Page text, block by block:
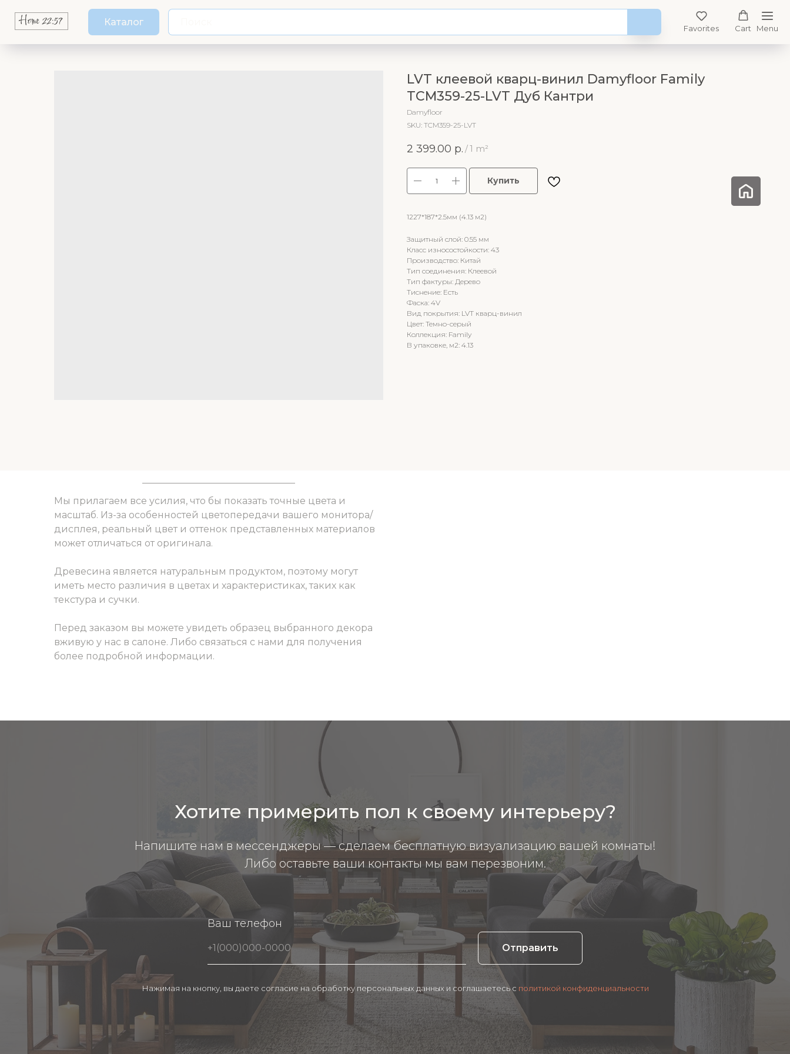
Каталог
Favorites Cart Menu
LVT клеевой кварц-винил Damyfloor Family
TCM359-25-LVT Дуб Кантри
Damyfloor
SKU: TCM359-25-LVT
2 399.00 р. /1 m²
Купить
1227*187*2.5мм (4.13 м2)
Защитный слой: 0.55 мм
Класс износостойкости: 43
Производство: Китай
Тип соединения: Клеевой
Тип фактуры: Дерево
Тиснение: Есть
Фаска: 4V
Вид покрытия: LVT кварц-винил
Цвет: Темно-серый
Коллекция: Family
В упаковке, м2: 4.13
Мы прилагаем все усилия, что бы показать точные цвета и
масштаб. Из-за особенностей цветопередачи вашего монитора/
дисплея, реальный цвет и оттенок представленных материалов
может отличаться от оригинала.
Древесина является натуральным продуктом, поэтому могут
иметь место различия в цветах и характеристиках, таких как
текстура и сучки.
Перед заказом вы можете увидеть образец выбранного декора
вживую у нас в салоне. Либо связаться с нами для получения
более подробной информации.
Хотите примерить пол к своему интерьеру?
Напишите нам в мессенджеры — сделаем бесплатную визуализацию вашей комнаты!
Либо оставьте ваши контакты мы вам перезвоним.
Ваш телефон
Отправить
Нажимая на кнопку, вы даете согласие на обработку персональных данных и соглашаетесь c политикой конфиденциальности